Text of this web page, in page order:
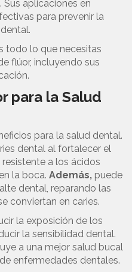
aplicaciones en
para prevenir la
todo lo que necesitas
flúor, incluyendo sus
para la Salud
para la salud dental.
dental al fortalecer el
a los ácidos
la boca. Además, puede
dental, reparando las
conviertan en caries.
la exposición de los
la sensibilidad dental.
a una mejor salud bucal
enfermedades dentales.